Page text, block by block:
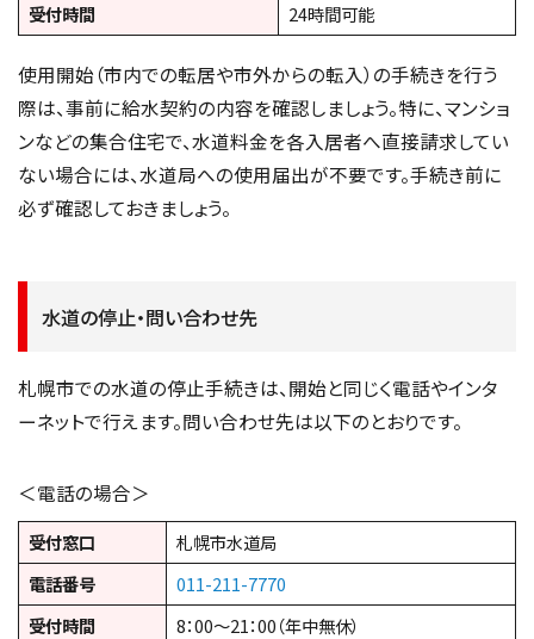
受付時間
24時間可能
使用開始（市内での転居や市外からの転入）の手続きを行う
際は、事前に給水契約の内容を確認しましょう。特に、マンショ
ンなどの集合住宅で、水道料金を各入居者へ直接請求してい
ない場合には、水道局への使用届出が不要です。手続き前に
必ず確認しておきましょう。
水道の停止・問い合わせ先
札幌市での水道の停止手続きは、開始と同じく電話やインタ
ーネットで行えます。問い合わせ先は以下のとおりです。
＜電話の場合＞
受付窓口
札幌市水道局
電話番号
011-211-7770
受付時間
8：00～21：00（年中無休）